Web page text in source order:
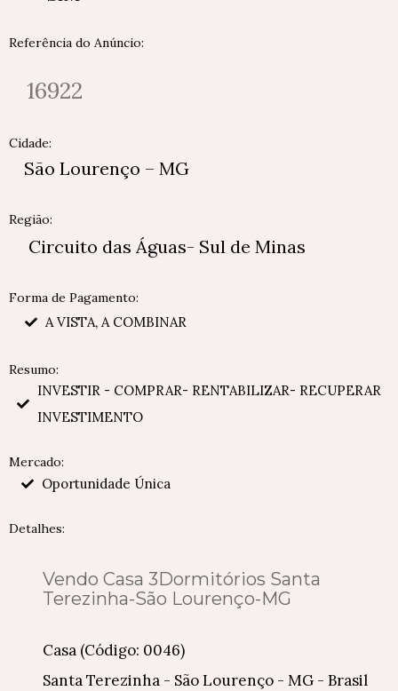
Referência do Anúncio:
16922
Cidade:
São Lourenço – MG
Região:
Circuito das Águas- Sul de Minas
Forma de Pagamento:
A VISTA, A COMBINAR
Resumo:
INVESTIR - COMPRAR- RENTABILIZAR- RECUPERAR
INVESTIMENTO
Mercado:
Oportunidade Única
Detalhes:
Vendo Casa 3Dormitórios Santa
Terezinha-São Lourenço-MG
Casa (Código: 0046)
Santa Terezinha - São Lourenço - MG - Brasil